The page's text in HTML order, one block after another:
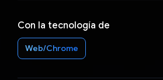
Con la tecnología de
Web/Chrome